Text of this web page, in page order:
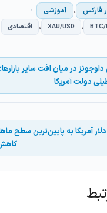
فارکس ، آموزشی
BTC/ ، XAU/USD ، اقتصادی
در میان افت سایر
دولت آمریکا
آمریکا به پایین‌ترین سطح